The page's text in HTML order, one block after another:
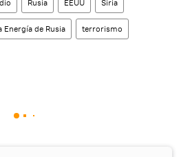
Rusia EEUU Siria
Energía de Rusia terrorismo